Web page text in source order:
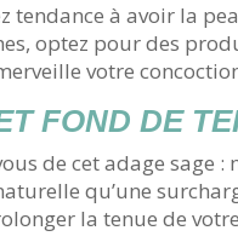
tendance à avoir la
optez pour des
votre
FOND DE
de cet adage sage
qu’une
la tenue de